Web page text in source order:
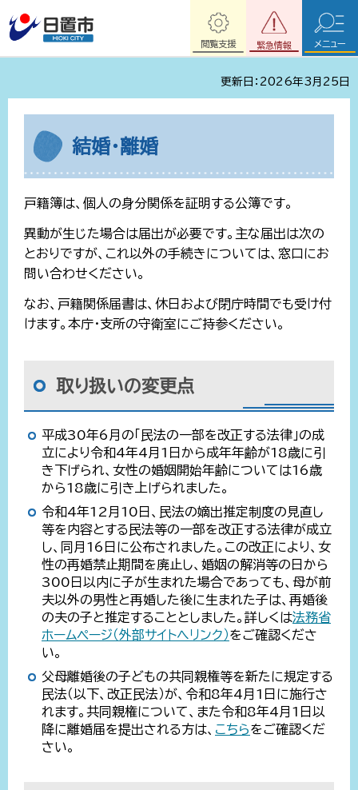
緊急情報
閲覧支援 メニュー
更新日：2026年3月25日
結婚・離婚
戸籍簿は、個人の身分関係を証明する公簿です。
異動が生じた場合は届出が必要です。主な届出は次の
とおりですが、これ以外の手続きについては、窓口にお
問い合わせください。
なお、戸籍関係届書は、休日および閉庁時間でも受け付
けます。本庁・支所の守衛室にご持参ください。
取り扱いの変更点
平成30年6月の「民法の一部を改正する法律」の成
立により令和4年4月1日から成年年齢が18歳に引
き下げられ、女性の婚姻開始年齢については16歳
から18歳に引き上げられました。
令和4年12月10日、民法の嫡出推定制度の見直し
等を内容とする民法等の一部を改正する法律が成立
し、同月16日に公布されました。この改正により、女
性の再婚禁止期間を廃止し、婚姻の解消等の日から
300日以内に子が生まれた場合であっても、母が前
夫以外の男性と再婚した後に生まれた子は、再婚後
の夫の子と推定することとしました。詳しくは法務省
ホームページ（外部サイトへリンク）をご確認くださ
い。
父母離婚後の子どもの共同親権等を新たに規定する
民法（以下、改正民法）が、令和8年4月1日に施行さ
れます。共同親権について、また令和8年4月1日以
降に離婚届を提出される方は、 こちらをご確認くだ
さい。